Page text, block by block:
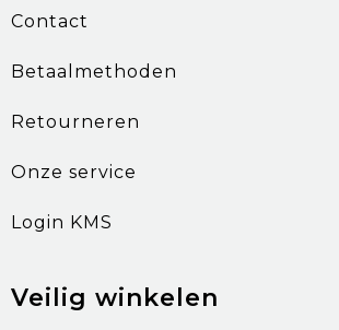
Contact
Betaalmethoden
Retourneren
Onze service
Login KMS
Veilig winkelen